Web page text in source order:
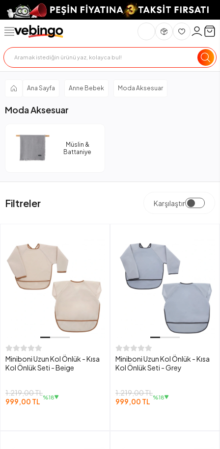
Ana Sayfa Anne Bebek Moda Aksesuar
Moda Aksesuar
Müslin &
Battaniye
Filtreler Karşılaştır
Miniboni Uzun Kol Önlük - Kısa
Kol Önlük Seti - Beige
1.219,00 TL
999,00 TL %18
Miniboni Uzun Kol Önlük - Kısa
Kol Önlük Seti - Grey
1.219,00 TL
999,00 TL %18